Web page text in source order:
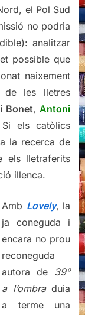
el Pol Sud
no podria
analitzar
possible que
naixement
de les lletres
Bonet,Antoni
els catòlics
la recerca de
els lletraferits
illenca.
Amb Lovely, la
ja coneguda i
encara no prou
reconeguda
autora de 39°
a l’ombraduia
a terme una